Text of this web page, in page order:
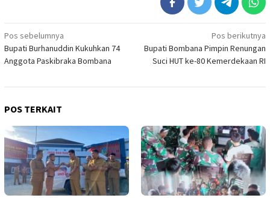
Navigasi
pos
Pos sebelumnya
Bupati Burhanuddin Kukuhkan 74
Anggota Paskibraka Bombana
Pos berikutnya
Bupati Bombana Pimpin Renungan
Suci HUT ke-80 Kemerdekaan RI
POS TERKAIT